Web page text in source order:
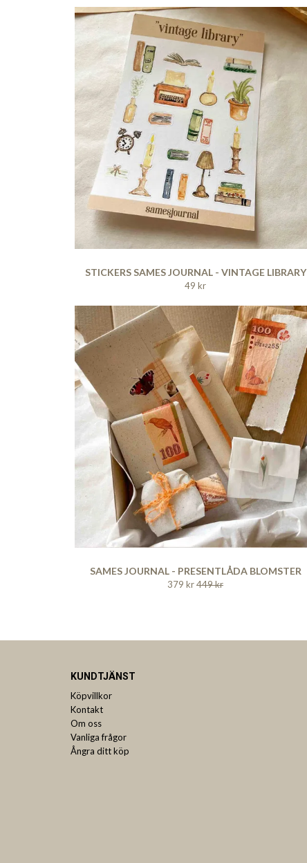
STICKERS SAMES JOURNAL - VINTAGE LIBRARY
49 kr
SAMES JOURNAL - PRESENTLÅDA BLOMSTER
379 kr449 kr
KUNDTJÄNST
Köpvillkor
Kontakt
Om oss
Vanliga frågor
Ångra ditt köp